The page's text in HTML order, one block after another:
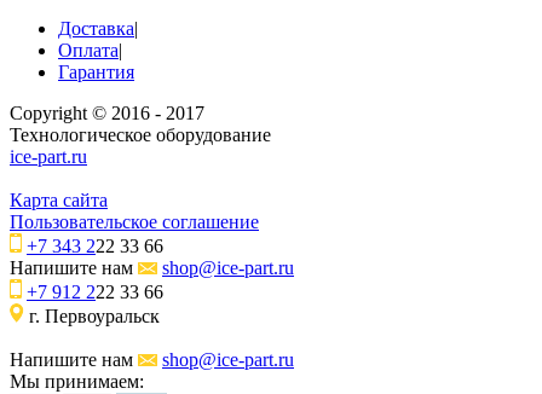
Доставка|
Оплата|
Гарантия
Copyright © 2016 - 2017
Технологическое оборудование
ice-part.ru
Карта сайта
Пользовательское соглашение
+7 343 222 33 66
Напишите нам
shop@ice-part.ru
+7 912 222 33 66
г. Первоуральск
Напишите нам
shop@ice-part.ru
Мы принимаем: